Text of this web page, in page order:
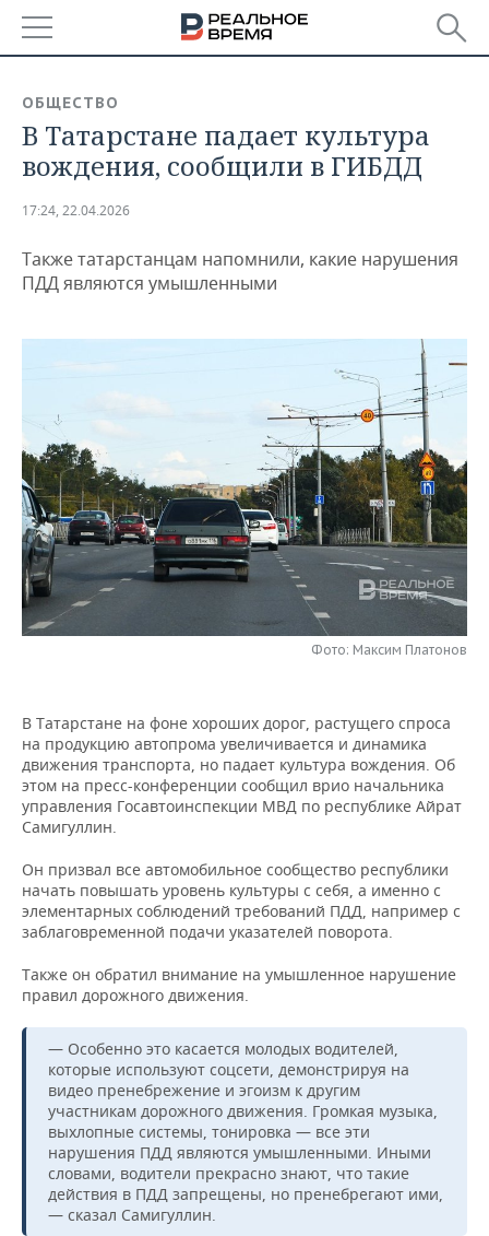
БАШКОРТОСТАН
ТАТАРСТАН
НОВОСТИ
АНАЛИТИКА
ДЕКЛАРАЦИИ О ДОХОДАХ
КОМУ ПРИНАДЛЕЖАТ
ТОРГОВЫЕ ЦЕНТРЫ
ТАТАРСТАНА
НОВОСТИ ЭКОНОМИКИ
БЮДЖЕТ
ИНВЕСТИЦИИ
ПРОМЫШЛЕННОСТЬ
ПРОМЫШЛЕННОСТИ
МАШИНОСТРОЕНИЕ
НЕФТЕХИМИЯ
НЕФТЬ
ОПК
НОВОСТИ АВТО
БИЗНЕС
НОВОСТИ БИЗНЕСА
РОЗНИЧНАЯ ТОРГОВЛЯ
ТРАНСПОРТ
УСЛУГИ
ТЕХНОЛОГИИ
НОВОСТИ ТЕХНОЛОГИЙ
IT
МЕДИА
МЕРОПРИЯТИЯ
НОВОСТИ МЕРОПРИЯТИЙ
ВЫЕЗДНАЯ РЕДАКЦИЯ
ONLINE-КОНФЕРЕНЦИИ
ОТКРЫТАЯ ЛЕКЦИЯ
СПОРТ
НОВОСТИ СПОРТА
ХОККЕЙ
БАСКЕТБОЛ
ВОЛЕЙБОЛ
КИБЕРСПОРТ
ФИГУРНОЕ КАТАНИЕ
ВОДНЫЕ ВИДЫ СПОРТА
ХОККЕЙ С МЯЧОМ
ОБЩЕСТВО
ВЛАСТЬ
ИНФРАСТРУКТУРА
ИСТОРИЯ
КУЛЬТУРА
МЕДИЦИНА
ОБРАЗОВАНИЕ
ПРОИСШЕСТВИЯ
СЮЖЕТЫ
СПРАВОЧНИК
СПИСОК ПЕРСОН
СПИСОК КОМПАНИЙ
ПОЛНАЯ ВЕРСИЯ
ОБЩЕСТВО
В Татарстане падает культура
вождения, сообщили в ГИБДД
17:24, 22.04.2026
Также татарстанцам напомнили, какие нарушения
ПДД являются умышленными
Фото: Максим Платонов
В Татарстане на фоне хороших дорог, растущего спроса
на продукцию автопрома увеличивается и динамика
движения транспорта, но падает культура вождения. Об
этом на пресс-конференции сообщил врио начальника
управления Госавтоинспекции МВД по республике Айрат
Самигуллин.
Он призвал все автомобильное сообщество республики
начать повышать уровень культуры с себя, а именно с
элементарных соблюдений требований ПДД, например с
заблаговременной подачи указателей поворота.
Также он обратил внимание на умышленное нарушение
правил дорожного движения.
— Особенно это касается молодых водителей,
которые используют соцсети, демонстрируя на
видео пренебрежение и эгоизм к другим
участникам дорожного движения. Громкая музыка,
выхлопные системы, тонировка — все эти
нарушения ПДД являются умышленными. Иными
словами, водители прекрасно знают, что такие
действия в ПДД запрещены, но пренебрегают ими,
— сказал Самигуллин.